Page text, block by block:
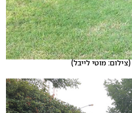
(צילום: מוטי לייבל)